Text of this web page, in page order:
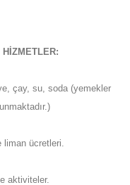
çay, su, soda (yemekler
ücretleri.
aktiviteler.